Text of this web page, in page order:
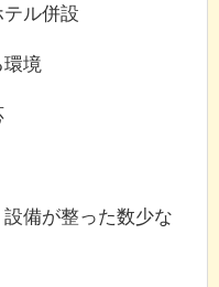
ル併設
境
備が整った数少な